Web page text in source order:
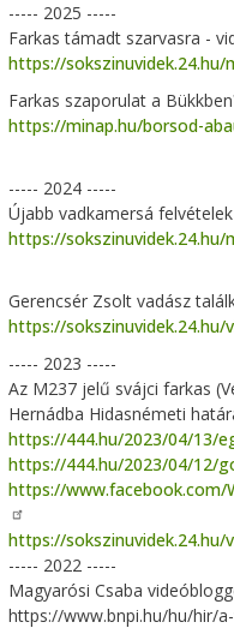
----- 2025 -----
Farkas támadt szarvasra -
https://
Farkas szaporulat a
https://minap.hu/borsod-
----- 2024 -----
Újabb vadkamersá
https://
Gerencsér Zsolt vadász
https://
----- 2023 -----
Az M237 jelű svájci farkas
Hernádba Hidasnémeti
https://444.hu/2023/04/13/
https://444.hu/2023/04/12/
https://www.facebook.com/
https://
----- 2022 -----
Magyarósi Csaba
https://www.bnpi.hu/hu/hir/